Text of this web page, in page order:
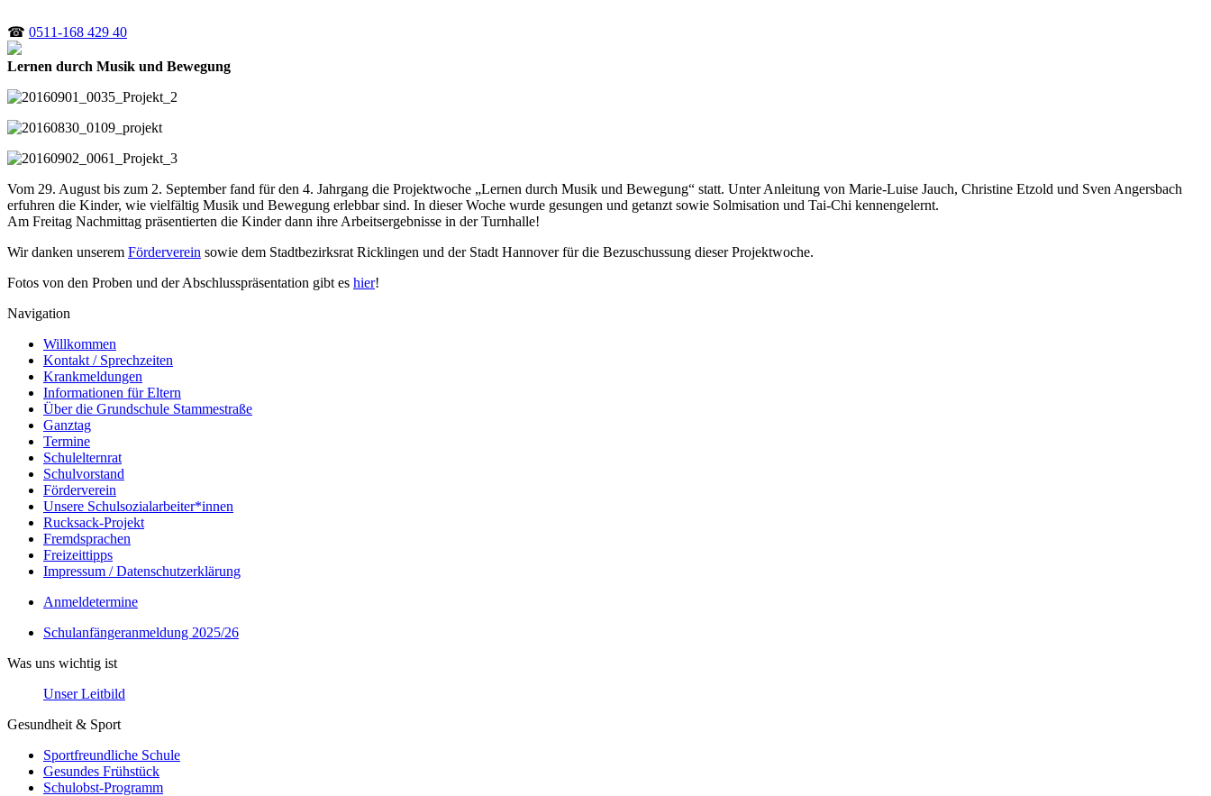
☎ 0511-168 429 40
Lernen durch Musik und Bewegung
Vom 29. August bis zum 2. September fand für den 4. Jahrgang die Projektwoche „Lernen durch Musik und Bewegung“ statt. Unter Anleitung von Marie-Luise Jauch, Christine Etzold und Sven Angersbach
erfuhren die Kinder, wie vielfältig Musik und Bewegung erlebbar sind. In dieser Woche wurde gesungen und getanzt sowie Solmisation und Tai-Chi kennengelernt.
Am Freitag Nachmittag präsentierten die Kinder dann ihre Arbeitsergebnisse in der Turnhalle!
Wir danken unserem Förderverein sowie dem Stadtbezirksrat Ricklingen und der Stadt Hannover für die Bezuschussung dieser Projektwoche.
Fotos von den Proben und der Abschlusspräsentation gibt es hier!
Navigation
Willkommen
Kontakt / Sprechzeiten
Krankmeldungen
Informationen für Eltern
Über die Grundschule Stammestraße
Ganztag
Termine
Schulelternrat
Schulvorstand
Förderverein
Unsere Schulsozialarbeiter*innen
Rucksack-Projekt
Fremdsprachen
Freizeittipps
Impressum / Datenschutzerklärung
Anmeldetermine
Schulanfängeranmeldung 2025/26
Was uns wichtig ist
Unser Leitbild
Gesundheit & Sport
Sportfreundliche Schule
Gesundes Frühstück
Schulobst-Programm